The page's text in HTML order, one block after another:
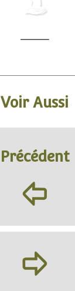
Voir Aussi
Précédent
þ
ÿ